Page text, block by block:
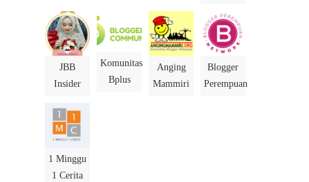
JBB
Insider
Komunitas
Bplus
Anging
Mammiri
Blogger
Perempuan
1 Minggu
1 Cerita